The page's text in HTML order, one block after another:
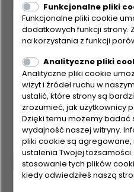
Funkcjonalne pliki
Funkcjonalne pliki cookie
dodatkowych funkcji strony.
na korzystania z funkcji
Analityczne pliki
Analityczne pliki cookie
wizyt i źródeł ruchu w
ustalić, które strony są
zrozumieć, jak użytkownicy
Dzięki temu możemy badać
wydajność naszej witryny.
pliki cookie są
ustalenia Twojej
stosowanie tych plików
kiedy odwiedziłeś naszą